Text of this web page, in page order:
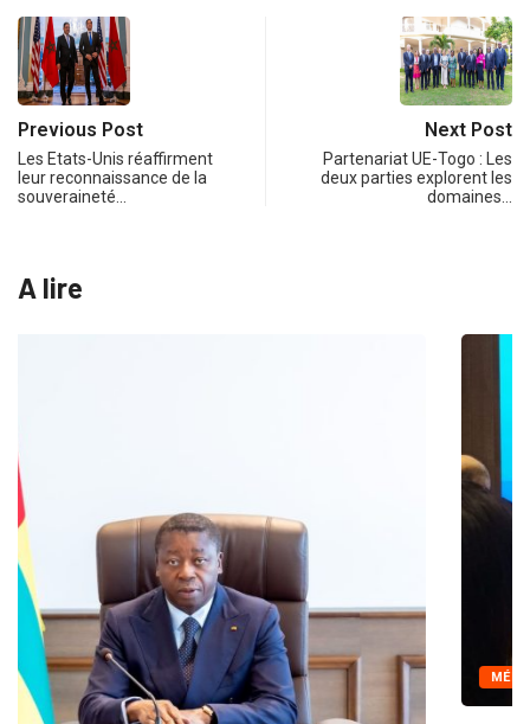
Previous Post
Les Etats-Unis réaffirment
leur reconnaissance de la
souveraineté…
Next Post
Partenariat UE-Togo : Les
deux parties explorent les
domaines…
A lire
MÉDIAS